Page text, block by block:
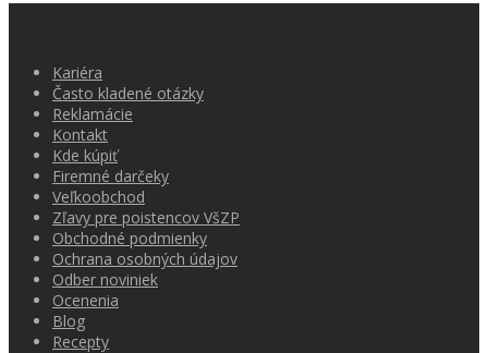
Kariéra
Často kladené otázky
Reklamácie
Kontakt
Kde kúpiť
Firemné darčeky
Veľkoobchod
Zľavy pre poistencov VšZP
Obchodné podmienky
Ochrana osobných údajov
Odber noviniek
Ocenenia
Blog
Recepty